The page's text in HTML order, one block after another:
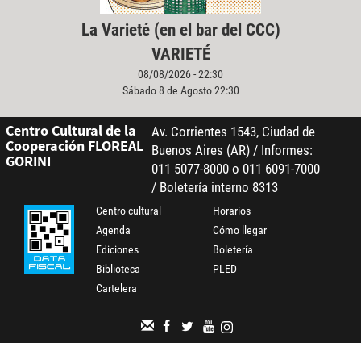
La Varieté (en el bar del CCC)
VARIETÉ
08/08/2026 - 22:30
Sábado 8 de Agosto 22:30
Centro Cultural de la
Cooperación FLOREAL
GORINI
Av. Corrientes 1543, Ciudad de
Buenos Aires (AR) / Informes:
011 5077-8000 o 011 6091-7000
/ Boletería interno 8313
Centro cultural
Agenda
Ediciones
Biblioteca
Cartelera
Horarios
Cómo llegar
Boletería
PLED